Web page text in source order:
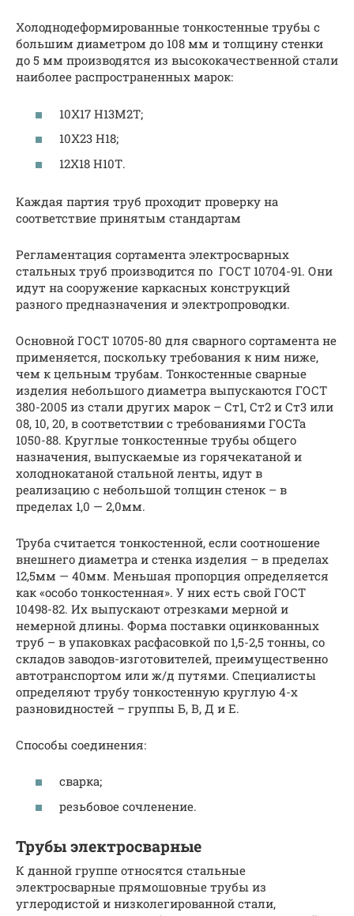
Холоднодеформированные тонкостенные трубы с
большим диаметром до 108 мм и толщину стенки
до 5 мм производятся из высококачественной стали
наиболее распространенных марок:
10Х17 Н13М2Т;
10Х23 Н18;
12Х18 Н10Т.
Каждая партия труб проходит проверку на
соответствие принятым стандартам
Регламентация сортамента электросварных
стальных труб производится по ГОСТ 10704-91. Они
идут на сооружение каркасных конструкций
разного предназначения и электропроводки.
Основной ГОСТ 10705-80 для сварного сортамента не
применяется, поскольку требования к ним ниже,
чем к цельным трубам. Тонкостенные сварные
изделия небольшого диаметра выпускаются ГОСТ
380-2005 из стали других марок – Ст1, Ст2 и Ст3 или
08, 10, 20, в соответствии с требованиями ГОСТа
1050-88. Круглые тонкостенные трубы общего
назначения, выпускаемые из горячекатаной и
холоднокатаной стальной ленты, идут в
реализацию с небольшой толщин стенок – в
пределах 1,0 — 2,0мм.
Труба считается тонкостенной, если соотношение
внешнего диаметра и стенка изделия – в пределах
12,5мм — 40мм. Меньшая пропорция определяется
как «особо тонкостенная». У них есть свой ГОСТ
10498-82. Их выпускают отрезками мерной и
немерной длины. Форма поставки оцинкованных
труб – в упаковках расфасовкой по 1,5-2,5 тонны, со
складов заводов-изготовителей, преимущественно
автотранспортом или ж/д путями. Специалисты
определяют трубу тонкостенную круглую 4-х
разновидностей – группы Б, В, Д и Е.
Способы соединения:
сварка;
резьбовое сочленение.
Трубы электросварные
К данной группе относятся стальные
электросварные прямошовные трубы из
углеродистой и низколегированной стали,